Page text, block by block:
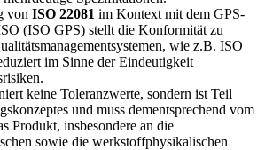
von ISO 22081 im Kontext mit dem GPS-
(ISO GPS) stellt die Konformität zu
wie z.B. ISO
im Sinne der Eindeutigkeit
keine Toleranzwerte, sondern ist Teil
und muss dementsprechend vom
Produkt, insbesondere an die
so­wie die werkstoffphysikalischen